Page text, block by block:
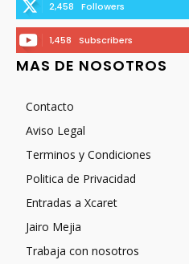
2,458 Followers
1,458 Subscribers
MAS DE NOSOTROS
Contacto
Aviso Legal
Terminos y Condiciones
Politica de Privacidad
Entradas a Xcaret
Jairo Mejia
Trabaja con nosotros